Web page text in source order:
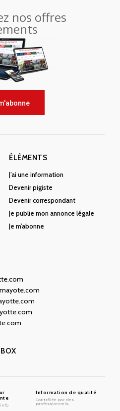
nos offres
ÉLÉMENTS
J’ai une information
Devenir pigiste
Devenir correspondant
Je publie mon annonce légale
Je m’abonne
Information de qualité
Contrôlée par des
professionnels